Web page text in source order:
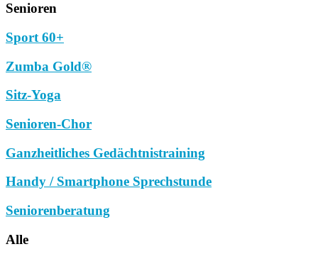
Senioren
Sport 60+
Zumba Gold®
Sitz-Yoga
Senioren-Chor
Ganzheitliches Gedächtnistraining
Handy / Smartphone Sprechstunde
Seniorenberatung
Alle